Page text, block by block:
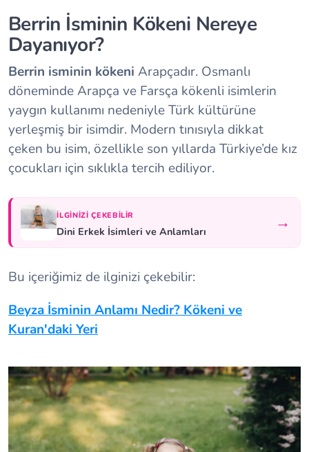
Berrin İsminin Kökeni Nereye
Dayanıyor?
Berrin isminin kökeni Arapçadır. Osmanlı
döneminde Arapça ve Farsça kökenli isimlerin
yaygın kullanımı nedeniyle Türk kültürüne
yerleşmiş bir isimdir. Modern tınısıyla dikkat
çeken bu isim, özellikle son yıllarda Türkiye’de kız
çocukları için sıklıkla tercih ediliyor.
İLGINIZI ÇEKEBILIR
Dini Erkek İsimleri ve Anlamları →
Bu içeriğimiz de ilginizi çekebilir:
Beyza İsminin Anlamı Nedir? Kökeni ve
Kuran'daki Yeri